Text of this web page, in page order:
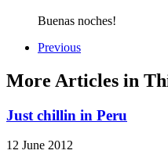
Buenas noches!
Previous
More Articles in
Just chillin in Peru
12 June 2012